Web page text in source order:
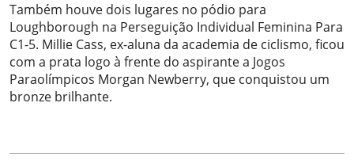
Também houve dois lugares no pódio para
Loughborough na Perseguição Individual Feminina Para
C1-5. Millie Cass, ex-aluna da academia de ciclismo, ficou
com a prata logo à frente do aspirante a Jogos
Paraolímpicos Morgan Newberry, que conquistou um
bronze brilhante.